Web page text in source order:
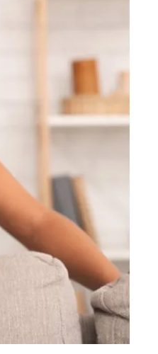
ング22選｜20〜30代カッ
【トレンドの巻き方３選
式ゲスト服の鉄板“シンプ
ンピ”は『スカーフ』で盛
正解！ | CLASSY.[クラッシ
WEDDING
20万円台〜【カルティエ
ング４選】ラブ、トリニ
を『マリッジ』に選ぶ人
ます！ | CLASSY.[クラッシ